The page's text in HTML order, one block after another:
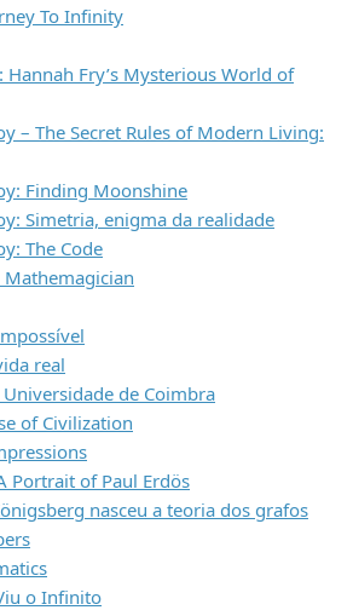
To Infinity
Hannah Fry’s Mysterious World of
– The Secret Rules of Modern Living:
Finding Moonshine
Simetria, enigma da realidade
The Code
real
de Coimbra
of Civilization
Portrait of Paul Erdös
nasceu a teoria dos grafos
o Infinito